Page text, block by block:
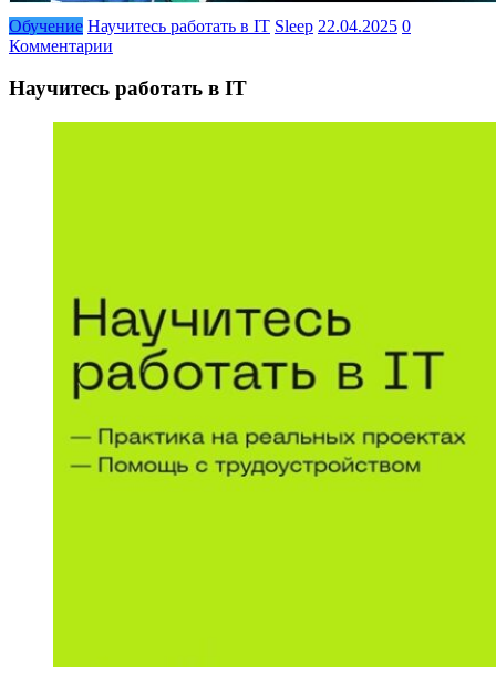
Обучение Научитесь работать в IT Sleep 22.04.2025 0
Комментарии
Научитесь работать в IT